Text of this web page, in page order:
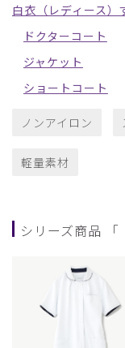
白衣（レディース）
ドクターコート
ジャケット
ショートコート
ノンアイロン
軽量素材
シリーズ商品 「